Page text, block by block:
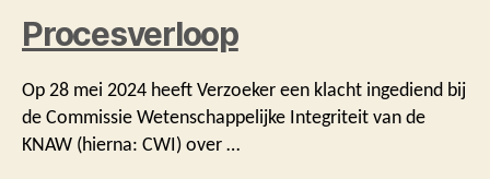
Procesverloop
Op 28 mei 2024 heeft Verzoeker een klacht ingediend bij
de Commissie Wetenschappelijke Integriteit van de
KNAW (hierna: CWI) over …